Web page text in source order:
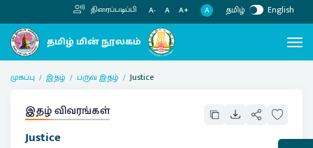
திரைப்படிப்பி A- A A+ A தமிழ் English
முகப்பு இதழ் பருவ இதழ் Justice
இதழ் விவரங்கள்
Justice